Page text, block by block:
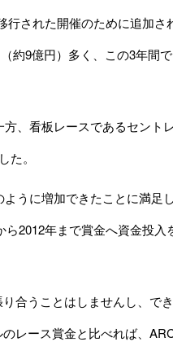
行された開催のために追加さ
約9億円）多く、この3年間
、看板レースであるセント
。
うに増加できたことに満足し
2012年まで賞金へ資金投入
合うことはしませんし、で
レース賞金と比べれば、